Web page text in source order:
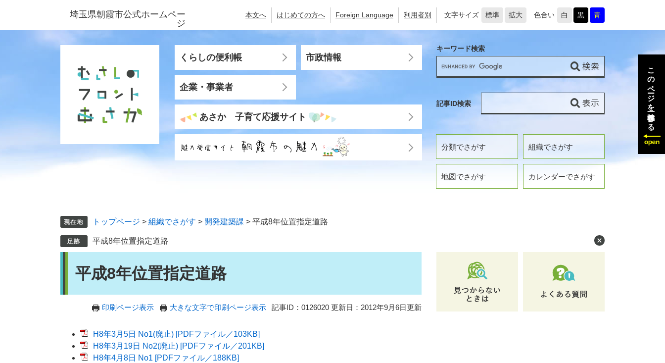
ジ
ュ
埼玉県朝霞市公式ホームペー
ジ
本文へ はじめての方へ Foreign Language 利用者別 文字サイズ 標準 拡大 色合い 白 黒 青
くらしの便利帳 市政情報
企業・事業者
あさか 子育て応援サイト
分類でさがす 組織でさがす
地図でさがす カレンダーでさがす
キーワード検索
記事ID検索
トップページ > 組織でさがす > 開発建築課 > 平成8年位置指定道路
平成8年位置指定道路
平成8年位置指定道路
印刷ページ表示 大きな文字で印刷ページ表示 記事ID：0126020 更新日：2012年9月6日更新
H8年3月5日 No1(廃止) [PDFファイル／103KB]
H8年3月19日 No2(廃止) [PDFファイル／201KB]
H8年4月8日 No1 [PDFファイル／188KB]
このページを一時保存する